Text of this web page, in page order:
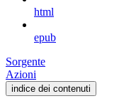
html
epub
Sorgente
Azioni
indice dei contenuti